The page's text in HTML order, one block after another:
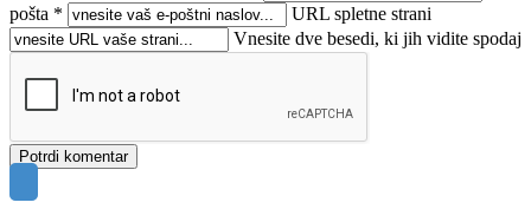
pošta *
URL spletne strani
Vnesite dve besedi, ki jih vidite spodaj